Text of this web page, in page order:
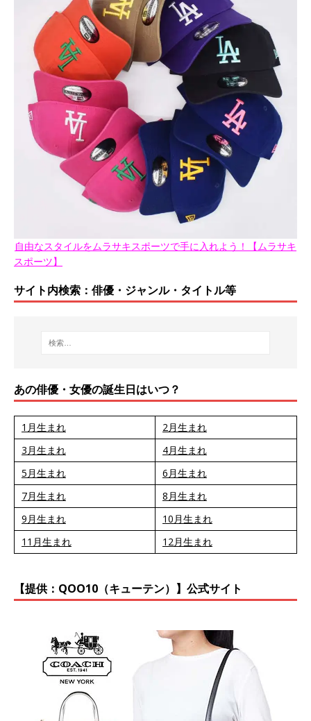
自由なスタイルをムラサキスポーツで手に入れよう！【ムラサキ
スポーツ】
サイト内検索：俳優・ジャンル・タイトル等
あの俳優・女優の誕生日はいつ？
1月生まれ
2月生まれ
3月生まれ
4月生まれ
5月生まれ
6月生まれ
7月生まれ
8月生まれ
9月生まれ
10月生まれ
11月生まれ
12月生まれ
【提供：QOO10（キューテン）】公式サイト